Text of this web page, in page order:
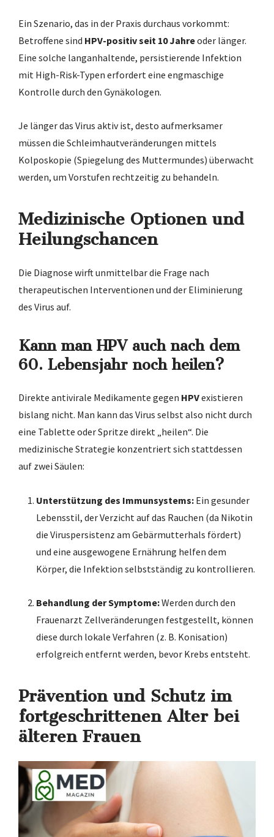
Ein Szenario, das in der Praxis durchaus vorkommt:
Betroffene sind HPV-positiv seit 10 Jahreoder länger.
Eine solche langanhaltende, persistierende Infektion
mit High-Risk-Typen erfordert eine engmaschige
Kontrolle durch den Gynäkologen.
Je länger das Virus aktiv ist, desto aufmerksamer
müssen die Schleimhautveränderungen mittels
Kolposkopie (Spiegelung des Muttermundes) überwacht
werden, um Vorstufen rechtzeitig zu behandeln.
Medizinische Optionen und
Heilungschancen
Die Diagnose wirft unmittelbar die Frage nach
therapeutischen Interventionen und der Eliminierung
des Virus auf.
Kann man HPV auch nach dem
60. Lebensjahr noch heilen?
Direkte antivirale Medikamente gegen HPVexistieren
bislang nicht. Man kann das Virus selbst also nicht durch
eine Tablette oder Spritze direkt „heilen“. Die
medizinische Strategie konzentriert sich stattdessen
auf zwei Säulen:
Unterstützung des Immunsystems:Ein gesunder
Lebensstil, der Verzicht auf das Rauchen (da Nikotin
die Viruspersistenz am Gebärmutterhals fördert)
und eine ausgewogene Ernährung helfen dem
Körper, die Infektion selbstständig zu kontrollieren.
Behandlung der Symptome:Werden durch den
Frauenarzt Zellveränderungen festgestellt, können
diese durch lokale Verfahren (z. B. Konisation)
erfolgreich entfernt werden, bevor Krebs entsteht.
Prävention und Schutz im
fortgeschrittenen Alter bei
älteren Frauen